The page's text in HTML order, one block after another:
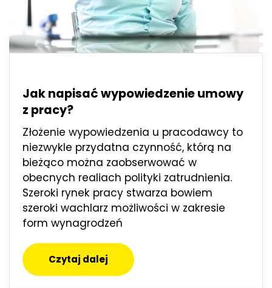
Jak napisać wypowiedzenie umowy
z pracy?
Złożenie wypowiedzenia u pracodawcy to
niezwykle przydatna czynność, którą na
bieżąco można zaobserwować w
obecnych realiach polityki zatrudnienia.
Szeroki rynek pracy stwarza bowiem
szeroki wachlarz możliwości w zakresie
form wynagrodzeń
Czytaj dalej